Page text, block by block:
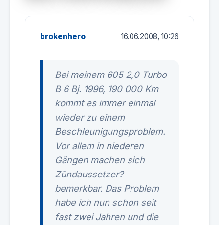
brokenhero 16.06.2008, 10:26
Bei meinem 605 2,0 Turbo
B 6 Bj. 1996, 190 000 Km
kommt es immer einmal
wieder zu einem
Beschleunigungsproblem.
Vor allem in niederen
Gängen machen sich
Zündaussetzer?
bemerkbar. Das Problem
habe ich nun schon seit
fast zwei Jahren und die